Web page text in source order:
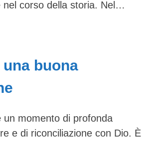
nel corso della storia. Nel…
buona
un momento di profonda
e di riconciliazione con Dio. È